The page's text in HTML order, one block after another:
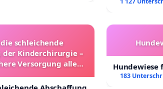
Leipzig in
schleichende
der Kinderchirurgie –
Versorgung aller
Hundewiese
183